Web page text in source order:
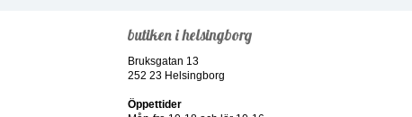
butiken i helsingborg
Bruksgatan 13
252 23 Helsingborg
Öppettider